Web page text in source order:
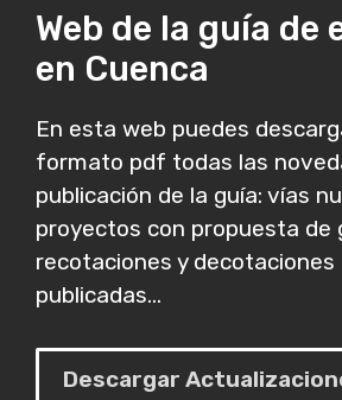
Web de la guía de
en Cuenca
En esta web puedes
formato pdf todas las
publicación de la guía: vías
proyectos con propuesta de
recotaciones y decotaciones
publicadas...
Descargar